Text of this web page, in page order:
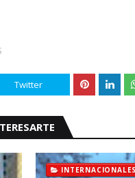
Twitter
INTERNACIONALES